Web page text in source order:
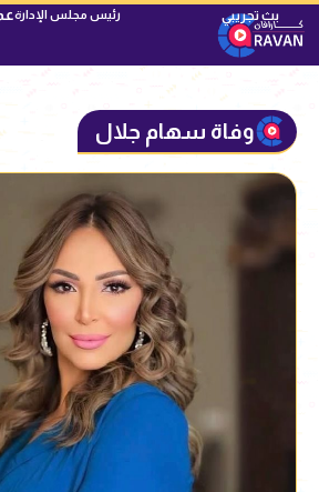
رئيس مجلس الإدارة
وفاة سهام جلال